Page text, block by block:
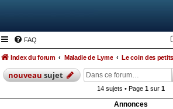
FAQ
Index du forum Maladie de Lyme
nouveausujet
14 sujets • Page 1 sur 1
Annonces